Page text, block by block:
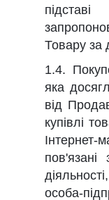
Товару за
1.4.
яка
від
купівлі
пов'язані
особа-